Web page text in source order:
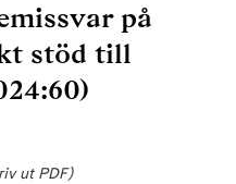
på
stöd till
ut PDF)